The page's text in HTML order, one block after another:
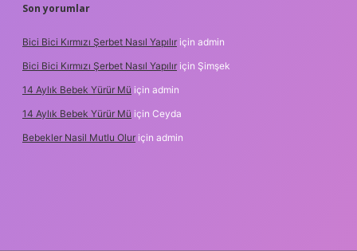
Son yorumlar
Bici Bici Kırmızı Şerbet Nasıl Yapılır için admin
Bici Bici Kırmızı Şerbet Nasıl Yapılır için Şimşek
14 Aylık Bebek Yürür Mü için admin
14 Aylık Bebek Yürür Mü için Ceyda
Bebekler Nasil Mutlu Olur için admin